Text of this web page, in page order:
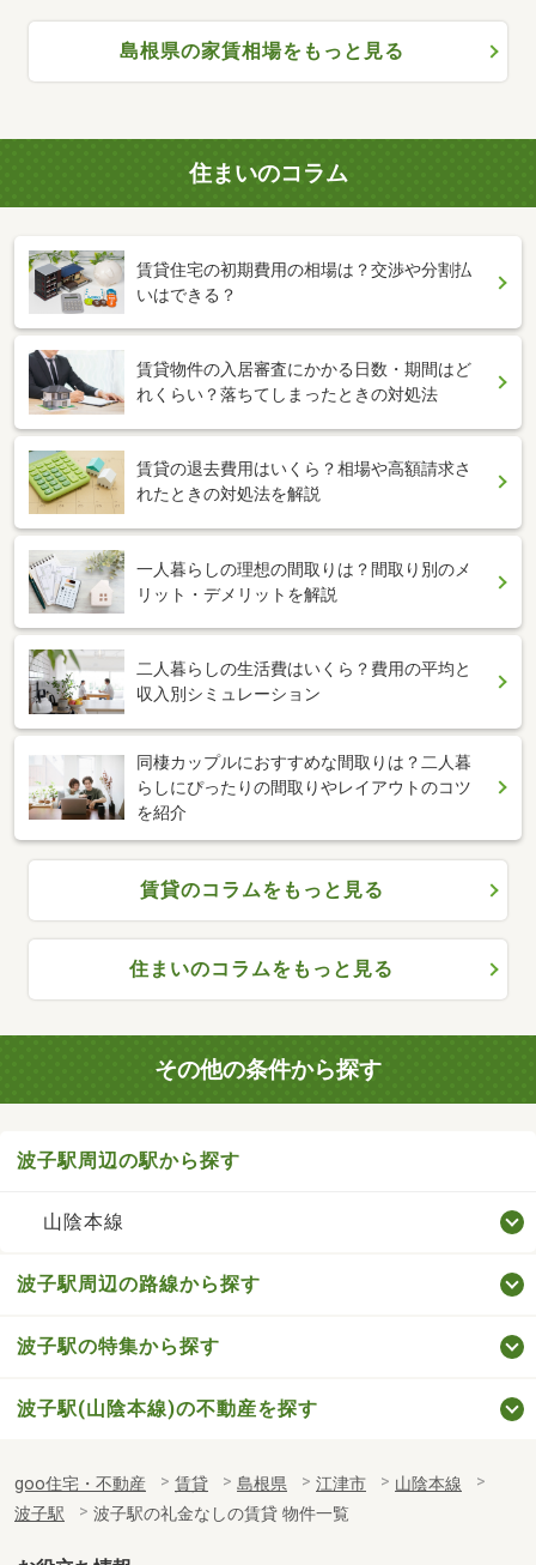
島根県の家賃相場をもっと見る
住まいのコラム
賃貸住宅の初期費用の相場は？交渉や分割払
いはできる？
賃貸物件の入居審査にかかる日数・期間はど
れくらい？落ちてしまったときの対処法
賃貸の退去費用はいくら？相場や高額請求さ
れたときの対処法を解説
一人暮らしの理想の間取りは？間取り別のメ
リット・デメリットを解説
二人暮らしの生活費はいくら？費用の平均と
収入別シミュレーション
同棲カップルにおすすめな間取りは？二人暮
らしにぴったりの間取りやレイアウトのコツ
を紹介
賃貸のコラムをもっと見る
住まいのコラムをもっと見る
その他の条件から探す
波子駅周辺の駅から探す
山陰本線
波子駅周辺の路線から探す
波子駅の特集から探す
波子駅(山陰本線)の不動産を探す
goo住宅・不動産 賃貸 島根県 江津市
山陰本線
波子駅
波子駅の礼金なしの賃貸 物件一覧